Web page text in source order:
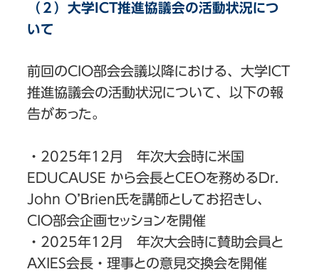
（２）大学ICT推進協議会の活動状況につ
いて
前回のCIO部会会議以降における、大学ICT
推進協議会の活動状況について、以下の報
告があった。
・2025年12月 年次大会時に米国
EDUCAUSE から会長とCEOを務めるDr.
John O’Brien氏を講師としてお招きし、
CIO部会企画セッションを開催
・2025年12月 年次大会時に賛助会員と
AXIES会長・理事との意見交換会を開催